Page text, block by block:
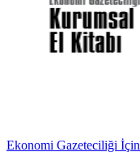
Ekonomi Gazeteciliği İçin